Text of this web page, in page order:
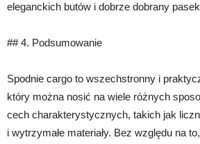
eleganckich butów i dobrze dobrany
## 4. Podsumowanie
Spodnie cargo to wszechstronny i
który można nosić na wiele różnych
cech charakterystycznych, takich jak
i wytrzymałe materiały. Bez względu na